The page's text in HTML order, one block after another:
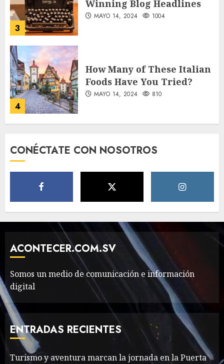
3
Winning Blog Headlines
MAYO 14, 2024 1004
4
How Many of These Italian
Foods Have You Tried?
MAYO 14, 2024 810
Classic Cars in a Retro
The full story of
Thailand’s extraordinary
cave rescue
MAYO 14, 2024 1002
7
Valentino Goes
Deliberately Feminine for
Fall 2018
MAYO 16, 2024 765
CONÉCTATE CON NOSOTROS
ACONTECER.COM.SV
Somos un medio de comunicación e información
digital
ENTRADAS RECIENTES
Turismo y aventura marcan la jornada en la Puerta